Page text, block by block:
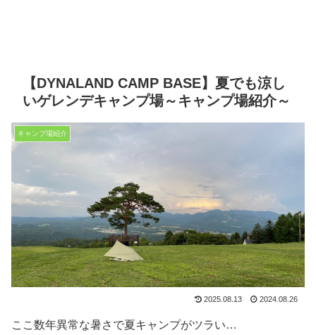
【DYNALAND CAMP BASE】夏でも涼し
いゲレンデキャンプ場～キャンプ場紹介～
キャンプ場紹介
2025.08.13 2024.08.26
ここ数年異常な暑さで夏キャンプがツラい…